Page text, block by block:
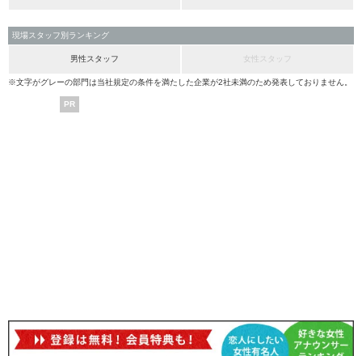
現場スタッフ別ランキング
男性スタッフ 女性スタッフ
※文字がグレーの部門は当社規定の条件を満たした企業が2社未満のため発表しておりません。
PR